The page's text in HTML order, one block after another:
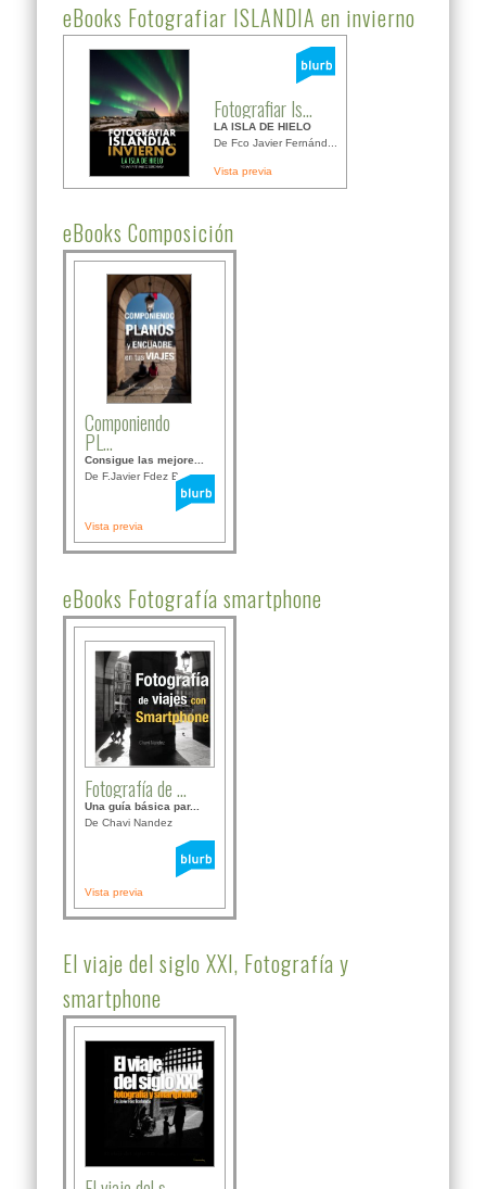
eBooks Fotografiar ISLANDIA en invierno
Fotografiar Is...
LA ISLA DE HIELO
De Fco Javier Fernánd...
Vista previa
eBooks Composición
Componiendo
PL...
Consigue las mejore...
De F.Javier Fdez Bor...
Vista previa
eBooks Fotografía smartphone
Fotografía de ...
Una guía básica par...
De Chavi Nandez
Vista previa
El viaje del siglo XXI, Fotografía y
smartphone